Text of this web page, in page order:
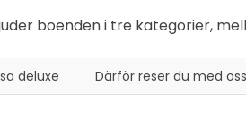
boenden i tre kategorier,
deluxe Därför reser du med oss